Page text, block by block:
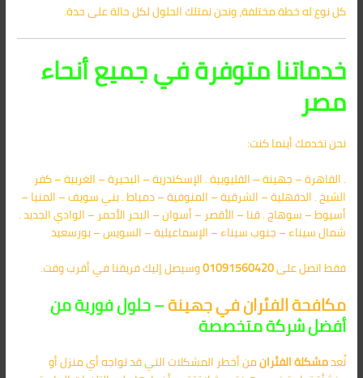
كل نوع له خطة مختلفة، ونحن نمتلك الحلول لكل حالة على حدة.
خدماتنا متوفرة في جميع أنحاء
مصر
نحن نخدمك أينما كنت:
. القاهرة – جهينة – القليوبية . الإسكندرية – البحيرة – الغربية – كفر
الشيخ . الدقهلية – الشرقية – المنوفية – دمياط . بني سويف – المنيا –
أسيوط – سوهاج . قنا – الأقصر – أسوان – البحر الأحمر – الوادي الجديد .
شمال سيناء – جنوب سيناء – الإسماعيلية – السويس – بورسعيد
فقط اتصل على01091560420وسيصل إليك فريقنا في أقرب وقت.
مكافحة الفئران في جهينة– حلول فورية من
أفضل شركة متخصصة
تُعدمشكلة الفئرانمن أخطر المشكلات التي قد تواجه أي منزل أو